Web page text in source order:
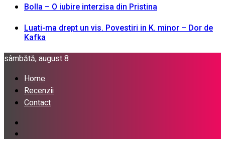
Bolla – O iubire interzisa din Pristina
Luati-ma drept un vis. Povestiri in K. minor – Dor de
Kafka
sâmbătă, august 8
Home
Recenzii
Contact